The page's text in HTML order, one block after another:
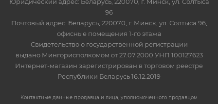
96
Почтовый адрес: Беларусь, 220070, г. Минск, ул. Солтыса 96,
офисные помещения 1-го этажа
Свидетельство о государственной регистрации
выдано Мингорисполкомом от 27.07.2000 УНП 100127623
Интернет-магазин зарегистрирован в торговом реестре
Республики Беларусь 16.12.2019
Контактные данные продавца и лица, уполномоченного продавцом